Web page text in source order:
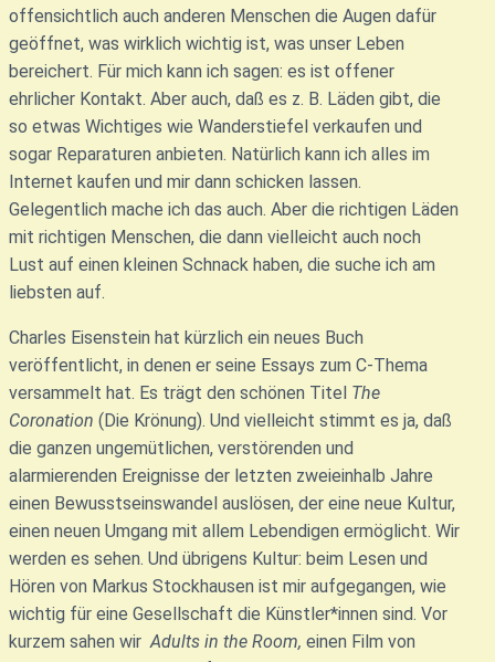
offensichtlich auch anderen Menschen die Augen dafür
geöffnet, was wirklich wichtig ist, was unser Leben
bereichert. Für mich kann ich sagen: es ist offener
ehrlicher Kontakt. Aber auch, daß es z. B. Läden gibt, die
so etwas Wichtiges wie Wanderstiefel verkaufen und
sogar Reparaturen anbieten. Natürlich kann ich alles im
Internet kaufen und mir dann schicken lassen.
Gelegentlich mache ich das auch. Aber die richtigen Läden
mit richtigen Menschen, die dann vielleicht auch noch
Lust auf einen kleinen Schnack haben, die suche ich am
liebsten auf.
Charles Eisenstein hat kürzlich ein neues Buch
veröffentlicht, in denen er seine Essays zum C-Thema
versammelt hat. Es trägt den schönen Titel The
Coronation (Die Krönung). Und vielleicht stimmt es ja, daß
die ganzen ungemütlichen, verstörenden und
alarmierenden Ereignisse der letzten zweieinhalb Jahre
einen Bewusstseinswandel auslösen, der eine neue Kultur,
einen neuen Umgang mit allem Lebendigen ermöglicht. Wir
werden es sehen. Und übrigens Kultur: beim Lesen und
Hören von Markus Stockhausen ist mir aufgegangen, wie
wichtig für eine Gesellschaft die Künstler*innen sind. Vor
kurzem sahen wirAdults in the Room, einen Film von